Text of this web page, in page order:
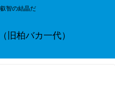
智の結晶だ
旧柏バカ一代）